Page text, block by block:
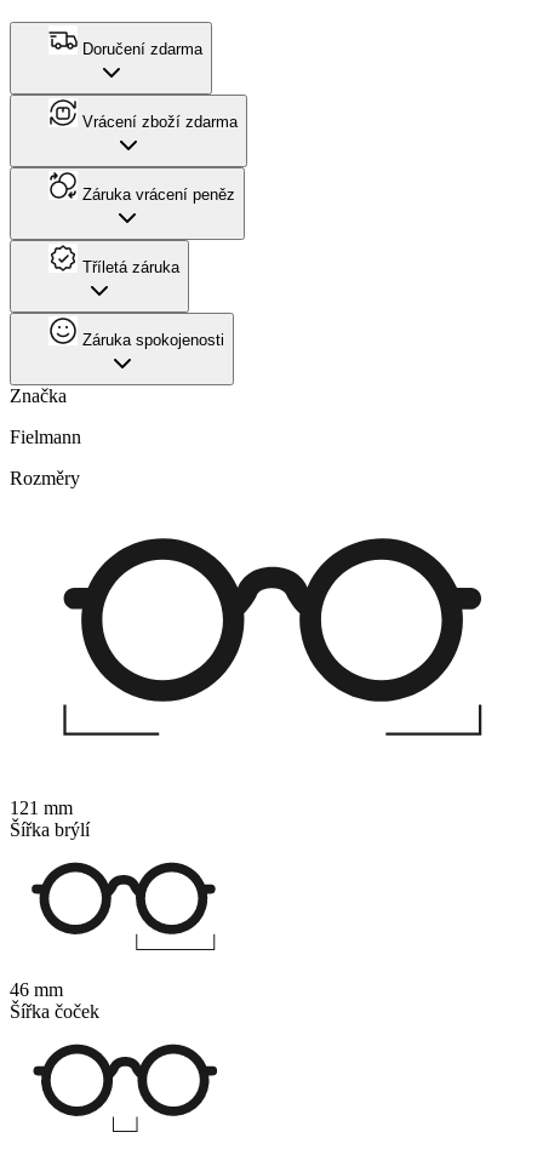
Doručení zdarma
Vrácení zboží zdarma
Záruka vrácení peněz
Tříletá záruka
Záruka spokojenosti
Značka
Fielmann
Rozměry
121 mm
Šířka brýlí
46 mm
Šířka čoček